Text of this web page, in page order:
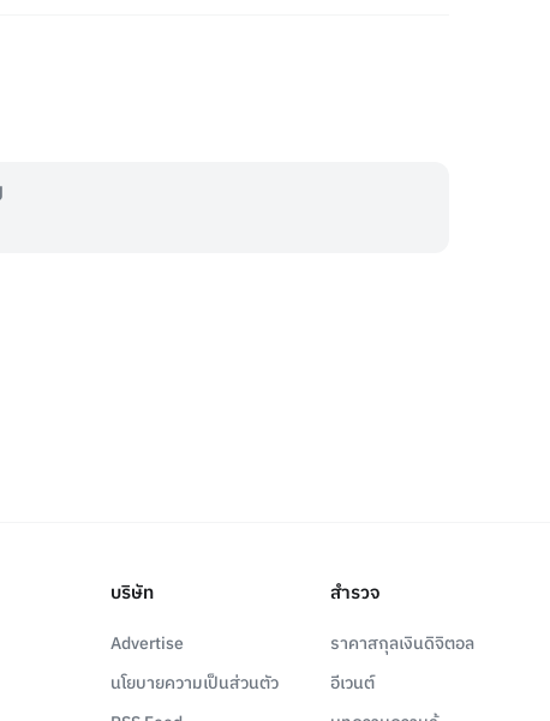
บริษัท
Advertise
นโยบายความเป็นส่วนตัว
สำรวจ
ราคาสกุลเงินดิจิตอล
อีเวนต์